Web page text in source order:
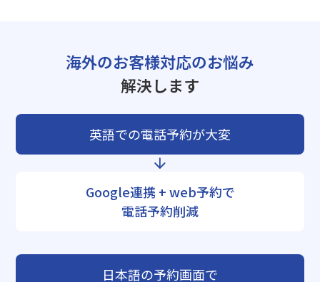
海外のお客様対応のお悩み
解決します
英語での電話予約が大変
Google連携 + web予約で
電話予約削減
日本語の予約画面で